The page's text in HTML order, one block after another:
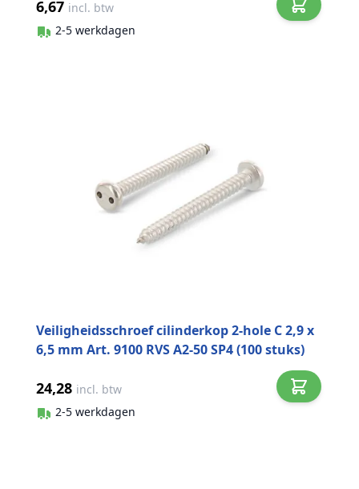
6,67 incl. btw
2-5 werkdagen
Veiligheidsschroef cilinderkop 2-hole C 2,9 x
6,5 mm Art. 9100 RVS A2-50 SP4 (100 stuks)
24,28 incl. btw
2-5 werkdagen